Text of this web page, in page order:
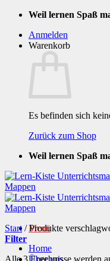
Zum
springen
Weil lernen Spaß
Anmelden
Warenkorb
Es befinden sich
Zurück zum Shop
Weil lernen Spaß
Menü
Home
Über uns
Start /Produkte
Filter
Alle 3 Ergebnisse werden